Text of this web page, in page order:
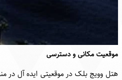
موقعیت مکانی و دسترسی
هتل وویج بلک در موقعیتی ایده آل در